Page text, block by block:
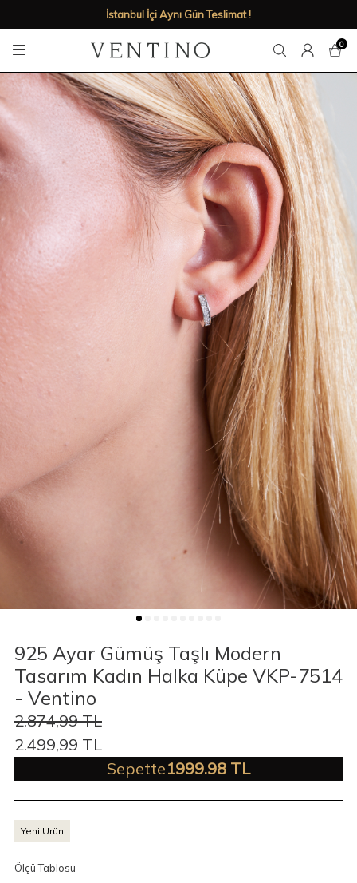
İstanbul İçi Aynı Gün Teslimat !
0
925 Ayar Gümüş Taşlı Modern
Tasarım Kadın Halka Küpe VKP-7514
- Ventino
2.874,99TL
2.499,99 TL
Sepette1999.98 TL
Yeni Ürün
Ölçü Tablosu